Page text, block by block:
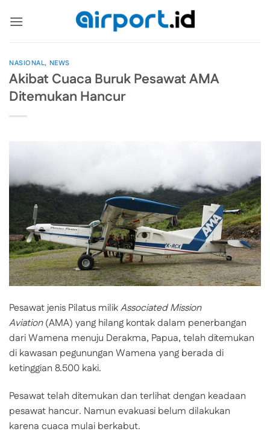
NASIONAL, NEWS
Akibat Cuaca Buruk Pesawat AMA
Ditemukan Hancur
Pesawat jenis Pilatus milikAssociated Mission
Aviation(AMA) yang hilang kontak dalam penerbangan
dari Wamena menuju Derakma, Papua, telah ditemukan
di kawasan pegunungan Wamena yang berada di
ketinggian 8.500 kaki.
Pesawat telah ditemukan dan terlihat dengan keadaan
pesawat hancur. Namun evakuasi belum dilakukan
karena cuaca mulai berkabut.